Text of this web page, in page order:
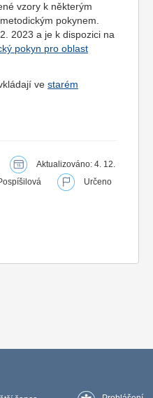
vzory k některým
pokynem.
2023 a je k dispozici na
pokyn pro oblast
ve starém
Aktualizováno: 4. 12.
Určeno